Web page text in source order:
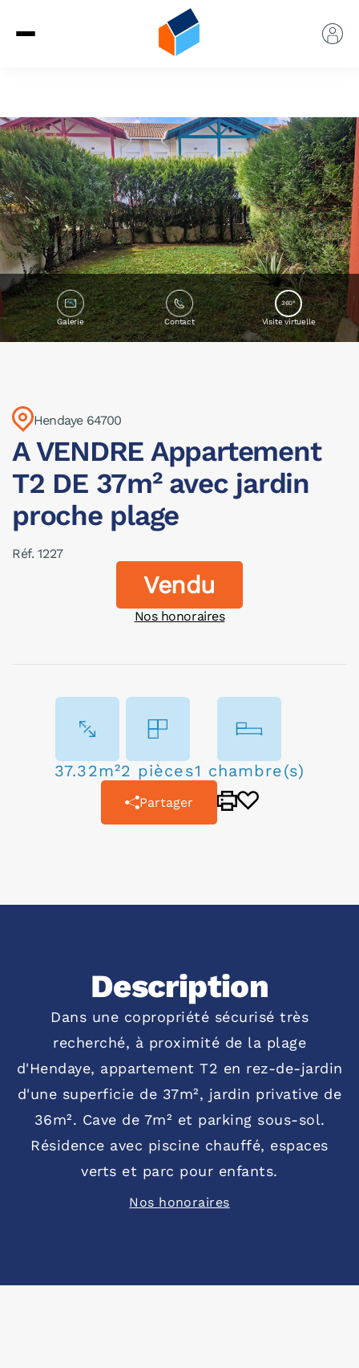
Galerie Contact
360°
Visite virtuelle
Hendaye 64700
A VENDRE Appartement
T2 DE 37m² avec jardin
proche plage
Réf. 1227
Vendu
Nos honoraires
37.32m²2 pièces1 chambre(s)
Partager
Description
Dans une copropriété sécurisé très
recherché, à proximité de la plage
d'Hendaye, appartement T2 en rez-de-jardin
d'une superficie de 37m², jardin privative de
36m². Cave de 7m² et parking sous-sol.
Résidence avec piscine chauffé, espaces
verts et parc pour enfants.
Nos honoraires